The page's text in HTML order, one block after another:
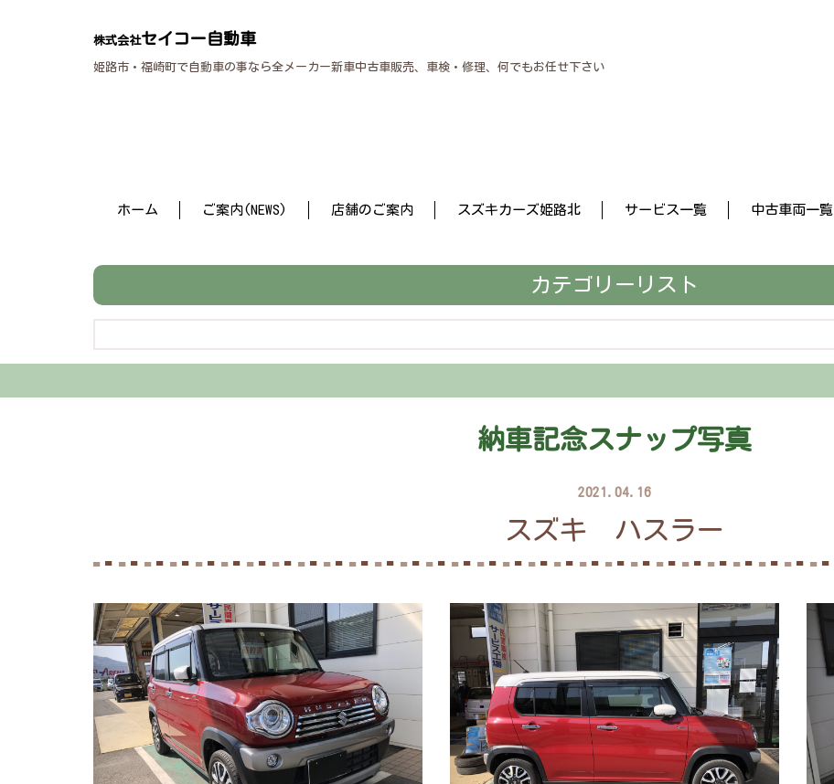
株式会社セイコー自動車
姫路市・福崎町で自動車の事なら全メーカー新車中古車販売、車検・修理、何でもお任せ下さい
ホーム ご案内(NEWS) 店舗のご案内 スズキカーズ姫路北 サービス一覧 中古車両一覧
カテゴリーリスト
納車記念スナップ写真
2021.04.16
スズキ ハスラー